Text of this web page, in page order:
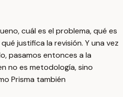
cuál es el problema, qué es
justifica la revisión. Y una vez
pasamos entonces a la
no es metodología, sino
Prisma también